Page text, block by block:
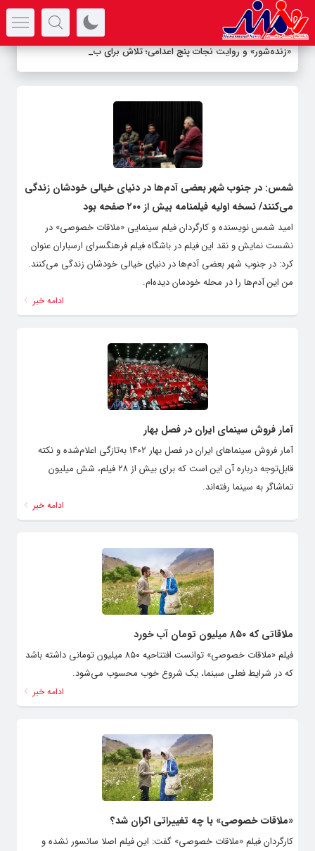
«زنده‌شور» و روایت نجات پنج اعدامی؛ تلاش برای بخشش در_
شمس: در جنوب شهر بعضی آدم‌ها در دنیای خیالی خودشان زندگی
می‌کنند/ نسخه اولیه فیلمنامه بیش از ۲۰۰ صفحه بود
امید شمس نویسنده و کارگردان فیلم سینمایی «ملاقات خصوصی» در
نشست نمایش و نقد این فیلم در باشگاه فیلم فرهنگسرای ارسباران عنوان
کرد: در جنوب شهر بعضی آدم‌ها در دنیای خیالی خودشان زندگی می‌کنند.
من این آدم‌ها را در محله خودمان دیده‌ام.
ادامه خبر
آمار فروش سینمای ایران در فصل بهار
آمار فروش سینماهای ایران در فصل بهار ۱۴۰۲ به‌تازگی اعلام‌شده و نکته
قابل‌توجه درباره آن این است که برای بیش از ۲۸ فیلم، شش میلیون
تماشاگر به سینما رفته‌اند.
ادامه خبر
ملاقاتی که ۸۵۰ میلیون تومان آب خورد
فیلم «ملاقات خصوصی» توانست افتتاحیه ۸۵۰ میلیون تومانی داشته باشد
که در شرایط فعلی سینما، یک شروع خوب محسوب می‌شود.
ادامه خبر
«ملاقات خصوصی» با چه تغییراتی اکران شد؟
کارگردان فیلم «ملاقات خصوصی» گفت: این فیلم اصلا سانسور نشده و